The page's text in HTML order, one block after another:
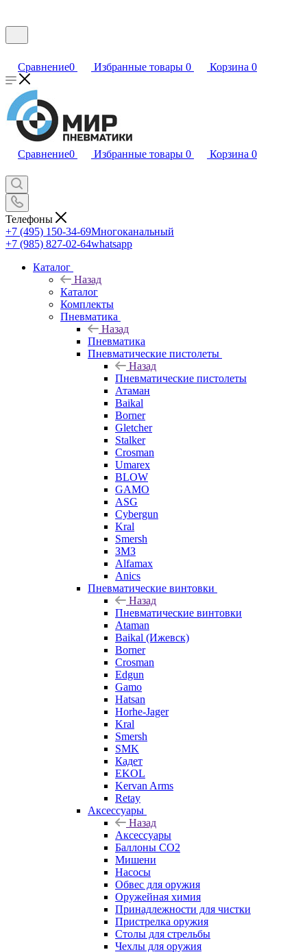
Сравнение0 Избранные товары 0 Корзина 0
Сравнение0 Избранные товары 0 Корзина 0
Телефоны
+7 (495) 150-34-69Многоканальный
+7 (985) 827-02-64whatsapp
Каталог
Назад
Каталог
Комплекты
Пневматика
Назад
Пневматика
Пневматические пистолеты
Назад
Пневматические пистолеты
Атаман
Baikal
Borner
Gletcher
Stalker
Crosman
Umarex
BLOW
GAMO
ASG
Cybergun
Kral
Smersh
ЗМЗ
Alfamax
Anics
Пневматические винтовки
Назад
Пневматические винтовки
Ataman
Baikal (Ижевск)
Borner
Crosman
Edgun
Gamo
Hatsan
Horhe-Jager
Kral
Smersh
SMK
Кадет
EKOL
Kervan Arms
Retay
Аксессуары
Назад
Аксессуары
Баллоны СО2
Мишени
Насосы
Обвес для оружия
Оружейная химия
Принадлежности для чистки
Пристрелка оружия
Столы для стрельбы
Чехлы для оружия